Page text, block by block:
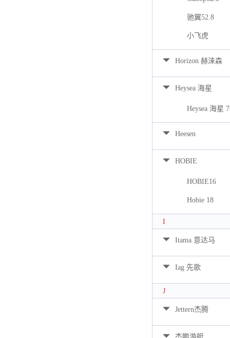
驰翼52.8
小飞虎
Horizon 赫涞森
Heysea 海星
Heysea 海星
Heesen
HOBIE
HOBIE16
Hobie 18
I
Itama 意达马
Iag 先歌
J
Jettern杰腾